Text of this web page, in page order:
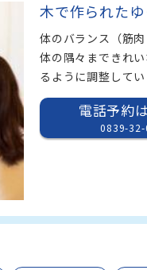
木で作られた
体のバランス（筋
体の隅々まできれ
るように調整してい
電話予約
0839-32-